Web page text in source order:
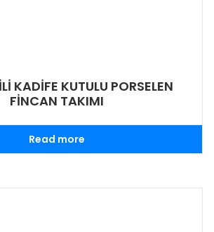
KADİFE KUTULU PORSELEN
FİNCAN TAKIMI
Read more